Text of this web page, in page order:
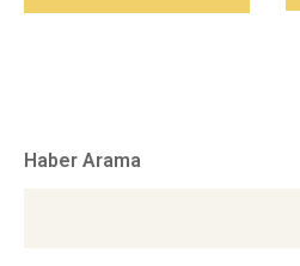
Haber Arama